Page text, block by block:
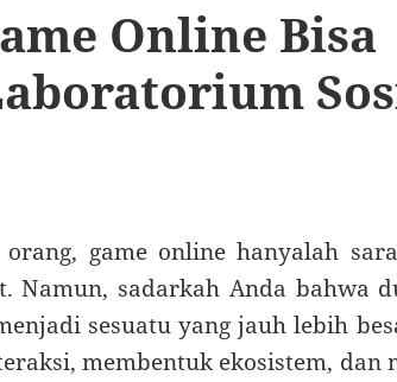
Online Bisa
orang, game online hanyalah
Namun, sadarkah Anda bahwa
sesuatu yang jauh lebih
membentuk ekosistem, dan